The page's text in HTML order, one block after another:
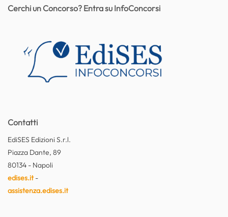
Contatti
EdiSES Edizioni S.r.l.
Piazza Dante, 89
80134 - Napoli
edises.it-
assistenza.edises.it
Cerchi un Concorso? Entra su InfoConcorsi